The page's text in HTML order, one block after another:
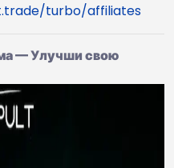
turbo/affiliates
— Улучши свою